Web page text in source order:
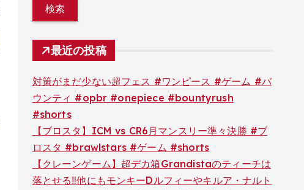
最近の投稿
対策がまだ少ない超フェス #ワンピース #ゲーム #バ
ウンティ #opbr #onepiece #bountyrush
#shorts
【ブロスタ】ICM vs CR6月マンスリー準々決勝 #ブ
ロスタ #brawlstars #ゲーム #shorts
【クレーンゲーム】超デカ箱Grandistaのティーチは
落とせる‼︎他にもモンキーDルフィーやキルア・ナルト